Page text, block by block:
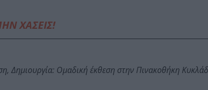
ΧΑΣΕΙΣ!
Δημιουργία: Ομαδική έκθεση στην Πινακοθήκη